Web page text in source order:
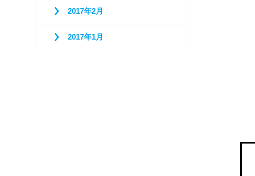
2017年2月
2017年1月